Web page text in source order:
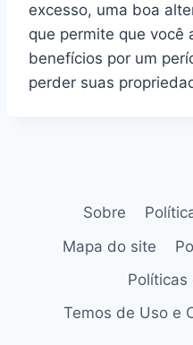
excesso, uma boa
que permite que você
benefícios por um
perder suas
Sobre
Mapa do site
Políticas
Temos de Uso e